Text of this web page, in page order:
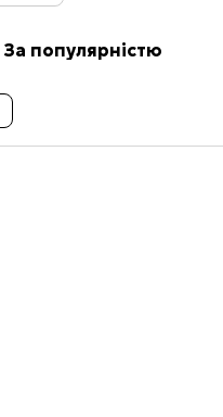
За популярністю